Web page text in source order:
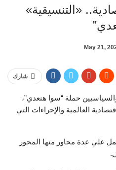
«التنسيقية»
May 21,
شارك
حملة “سوا هنعدي”،
العالمية والإجراءات التي
علي عدة محاور منها المحور